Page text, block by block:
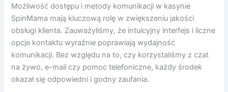
Możliwość dostępu i metody komunikacji w kasynie
SpinMama mają kluczową rolę w zwiększeniu jakości
obsługi klienta. Zauważyliśmy, że intuicyjny interfejs i liczne
opcje kontaktu wyraźnie poprawiają wydajność
komunikacji. Bez względu na to, czy korzystaliśmy z czat
na żywo, e-mail czy pomoc telefoniczne, każdy środek
okazał się odpowiedni i godny zaufania.